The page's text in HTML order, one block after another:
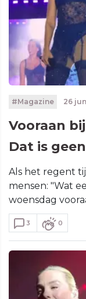
#Magazine 26
Vooraan
Dat is
Als het regent
mensen: "Wat
woensdag
3 0